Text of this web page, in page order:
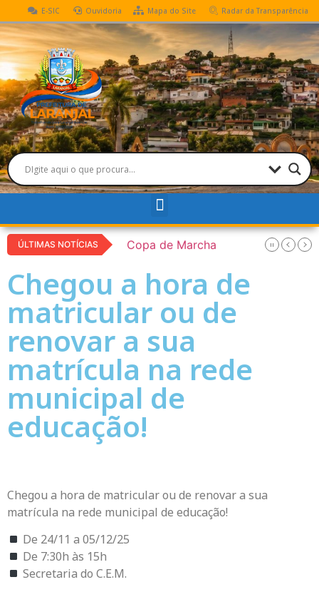
E-SIC Ouvidoria Mapa do Site Radar da Transparência
ÚLTIMAS NOTÍCIAS Copa de Marcha
Chegou a hora de
matricular ou de
renovar a sua
matrícula na rede
municipal de
educação!
Chegou a hora de matricular ou de renovar a sua
matrícula na rede municipal de educação!
De 24/11 a 05/12/25
De 7:30h às 15h
Secretaria do C.E.M.